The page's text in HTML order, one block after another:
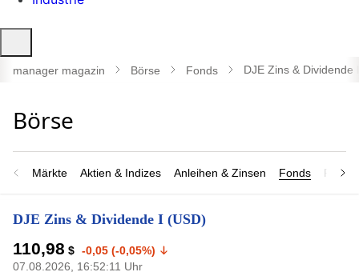
öffnen
manager magazin Börse Fonds DJE Zins & Dividende
Märkte Aktien & Indizes Anleihen & Zinsen Fonds
DJE Zins & Dividende I (USD)
110,98 $ -0,05 (-0,05%)
07.08.2026, 16:52:11 Uhr